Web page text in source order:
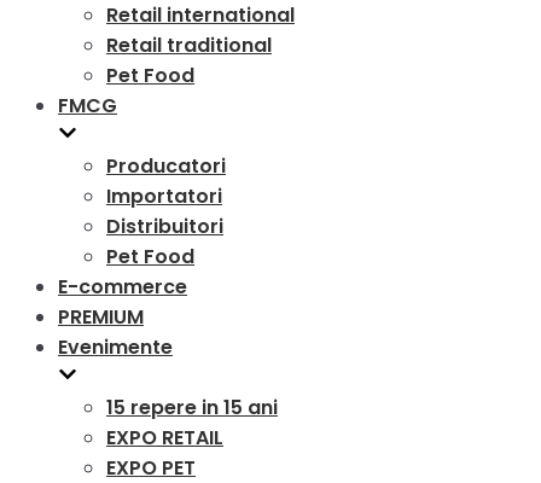
Retail international
Retail traditional
Pet Food
FMCG
Producatori
Importatori
Distribuitori
Pet Food
E-commerce
PREMIUM
Evenimente
15 repere in 15 ani
EXPO RETAIL
EXPO PET